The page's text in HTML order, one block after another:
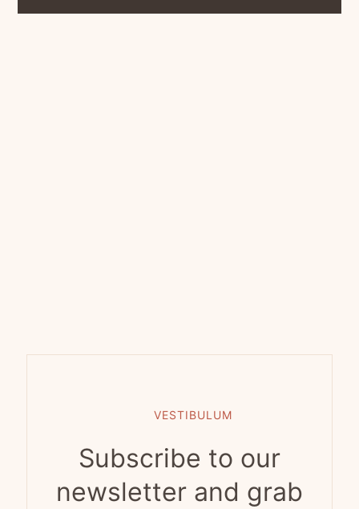
VESTIBULUM
Subscribe to our
newsletter and grab